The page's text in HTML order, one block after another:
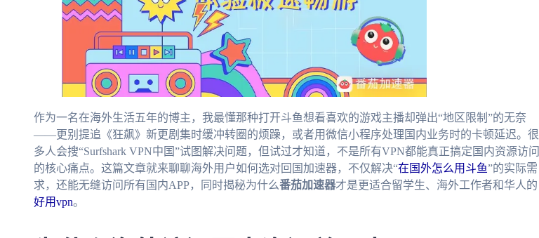
作为一名在海外生活五年的博主，我最懂那种打开斗鱼想看喜欢的游戏主播却弹出“地区限制”的无奈
——更别提追《狂飙》新更剧集时缓冲转圈的烦躁，或者用微信小程序处理国内业务时的卡顿延迟。很
多人会搜“Surfshark VPN中国”试图解决问题，但试过才知道，不是所有VPN都能真正搞定国内资源访问
的核心痛点。这篇文章就来聊聊海外用户如何选对回国加速器，不仅解决“在国外怎么用斗鱼”的实际需
求，还能无缝访问所有国内APP，同时揭秘为什么番茄加速器才是更适合留学生、海外工作者和华人的
好用vpn。